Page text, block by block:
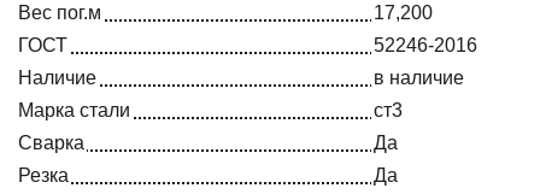
Вес пог.м
17,200
ГОСТ
52246-2016
Наличие
в наличие
Марка стали
ст3
Сварка
Да
Резка
Да